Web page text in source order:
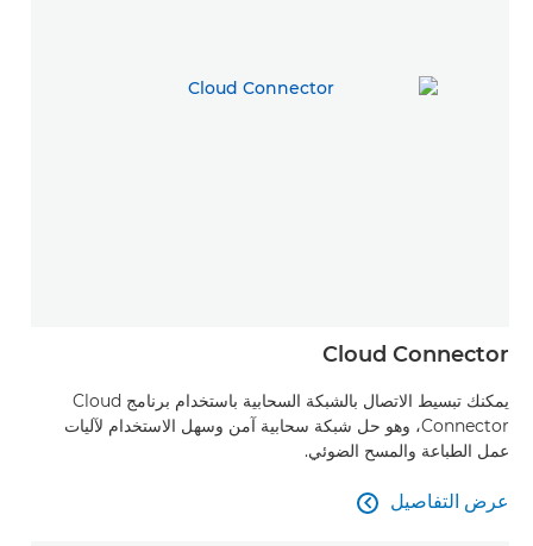
Cloud Connector
يمكنك تبسيط الاتصال بالشبكة السحابية باستخدام برنامج Cloud
Connector، وهو حل شبكة سحابية آمن وسهل الاستخدام لآليات
عمل الطباعة والمسح الضوئي.
عرض التفاصيل
عرض التفاصيل
